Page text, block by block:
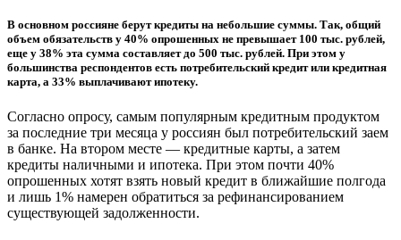
В основном россияне берут кредиты на небольшие суммы. Так, общий
объем обязательств у 40% опрошенных не превышает 100 тыс. рублей,
еще у 38% эта сумма составляет до 500 тыс. рублей. При этом у
большинства респондентов есть потребительский кредит или кредитная
карта, а 33% выплачивают ипотеку.
Согласно опросу, самым популярным кредитным продуктом
за последние три месяца у россиян был потребительский заем
в банке. На втором месте — кредитные карты, а затем
кредиты наличными и ипотека. При этом почти 40%
опрошенных хотят взять новый кредит в ближайшие полгода
и лишь 1% намерен обратиться за рефинансированием
существующей задолженности.